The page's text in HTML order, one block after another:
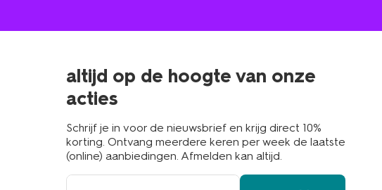
in
altijd op de hoogte van onze
acties
Schrijf je in voor de nieuwsbrief en krijg direct 10%
korting. Ontvang meerdere keren per week de laatste
(online) aanbiedingen. Afmelden kan altijd.
e-